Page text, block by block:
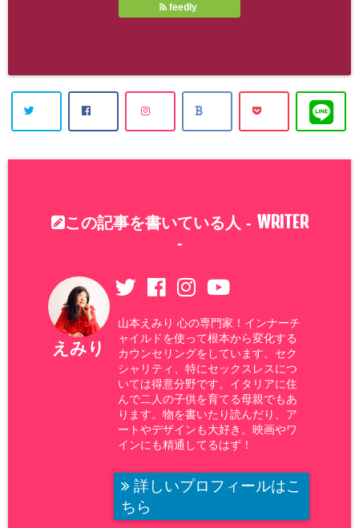
feedly
この記事を書いている人 - WRITER
-
えみり
山本えみり 心の専門家！インナーチ
ャイルドを使って根本から変化する
カウンセリングをしています。セク
シャリティ、特にセックスレスにつ
いては得意分野です。イタリアに住
んで二人の子供を育てる母親でもあ
ります。物を書いたり読んだり、ア
ートやデザインも大好き。映画やワ
インにも精通してるはず！
詳しいプロフィールはこ
ちら